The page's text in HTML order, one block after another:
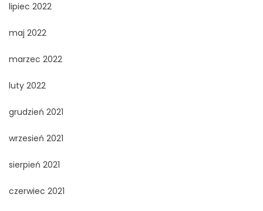
lipiec 2022
maj 2022
marzec 2022
luty 2022
grudzień 2021
wrzesień 2021
sierpień 2021
czerwiec 2021